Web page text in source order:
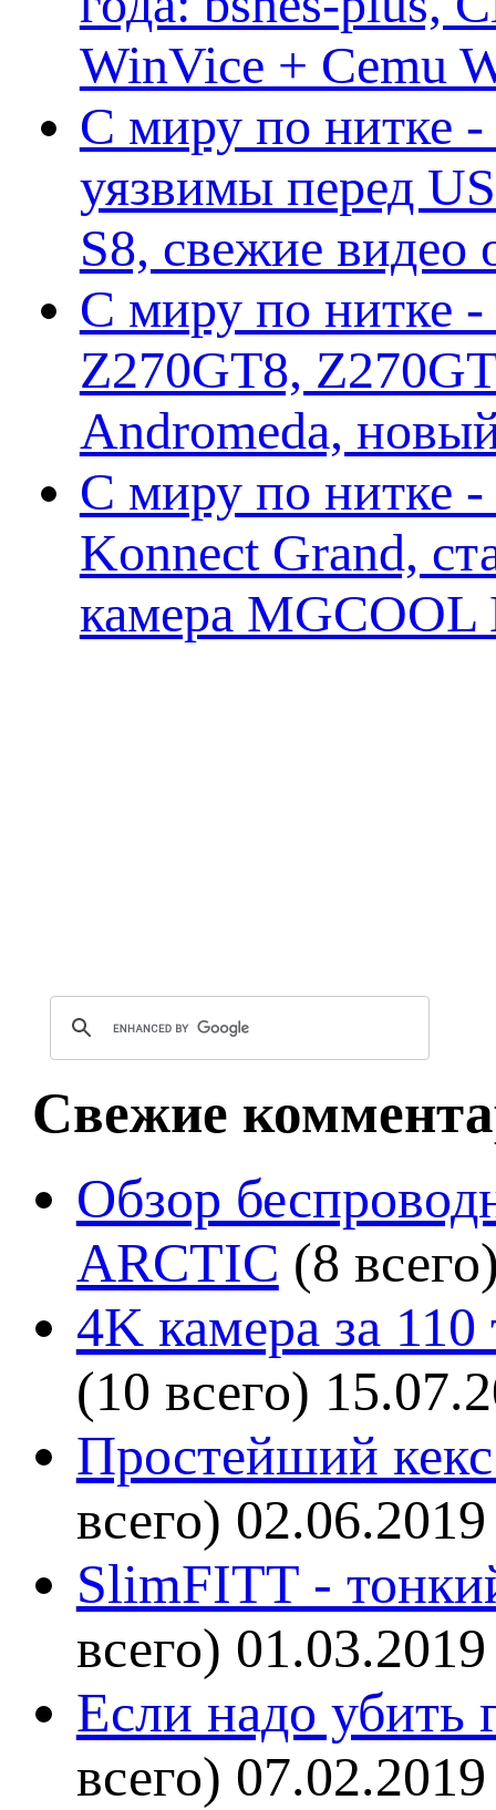
WinVice + Cemu
С миру по нитке
уязвимы перед
S8, свежие
С миру по нитке -
Z270GT8,
Andromeda,
С миру по нитке -
Konnect Grand,
камера MGCOOL
Свежие
Обзор
ARCTIC (8
4K камера за
(10 всего)
Простейший кекс
всего) 02.06.2019
SlimFITT -
всего) 01.03.2019
Если надо убить
всего) 07.02.2019